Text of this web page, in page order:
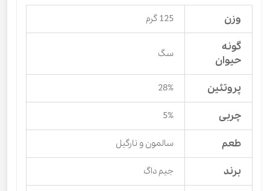
وزن 125 گرم
گونه
حیوان
سگ
پروتئین 28%
چربی 5%
طعم سالمون و نارگیل
برند جیم داگ